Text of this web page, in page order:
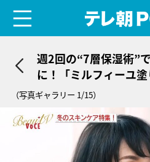
週2回の“7層保湿術”
に！「ミルフィーユ
（写真ギャラリー 1/15）